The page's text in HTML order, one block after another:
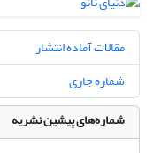
مقالات آماده انتشار
شماره جاری
شماره‌های پیشین نشریه